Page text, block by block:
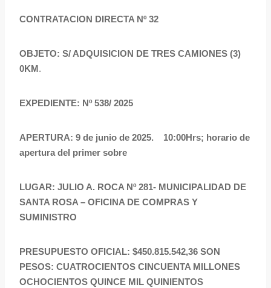
CONTRATACION DIRECTA Nº 32
OBJETO: S/ ADQUISICION DE TRES CAMIONES (3)
0KM.
EXPEDIENTE: Nº 538/ 2025
APERTURA: 9 de junio de 2025. 10:00Hrs; horario de
apertura del primer sobre
LUGAR: JULIO A. ROCA Nº 281- MUNICIPALIDAD DE
SANTA ROSA – OFICINA DE COMPRAS Y
SUMINISTRO
PRESUPUESTO OFICIAL: $450.815.542,36 SON
PESOS: CUATROCIENTOS CINCUENTA MILLONES
OCHOCIENTOS QUINCE MIL QUINIENTOS